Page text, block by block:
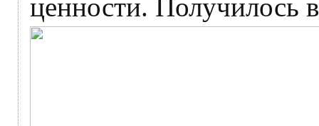
ценности. Получилось